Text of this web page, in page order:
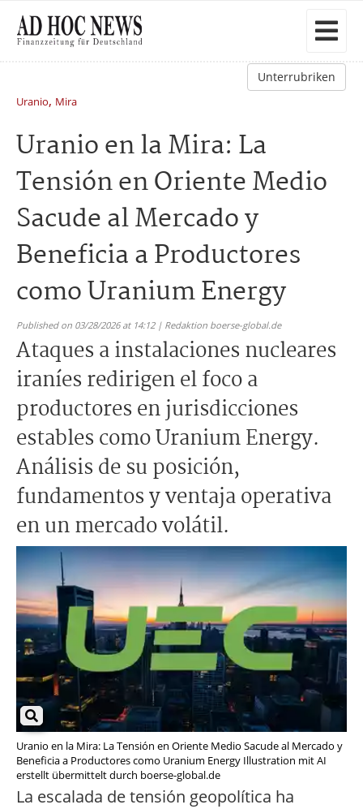
Unterrubriken
Uranio, Mira
Uranio en la Mira: La
Tensión en Oriente Medio
Sacude al Mercado y
Beneficia a Productores
como Uranium Energy
Published on 03/28/2026 at 14:12 | Redaktion boerse-global.de
Ataques a instalaciones nucleares
iraníes redirigen el foco a
productores en jurisdicciones
estables como Uranium Energy.
Análisis de su posición,
fundamentos y ventaja operativa
en un mercado volátil.
Uranio en la Mira: La Tensión en Oriente Medio Sacude al Mercado y
Beneficia a Productores como Uranium Energy Illustration mit AI
erstellt übermittelt durch boerse-global.de
La escalada de tensión geopolítica ha